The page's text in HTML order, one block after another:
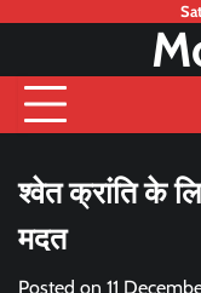
content
श्वेत क्रांति के
मदत
Posted on 11